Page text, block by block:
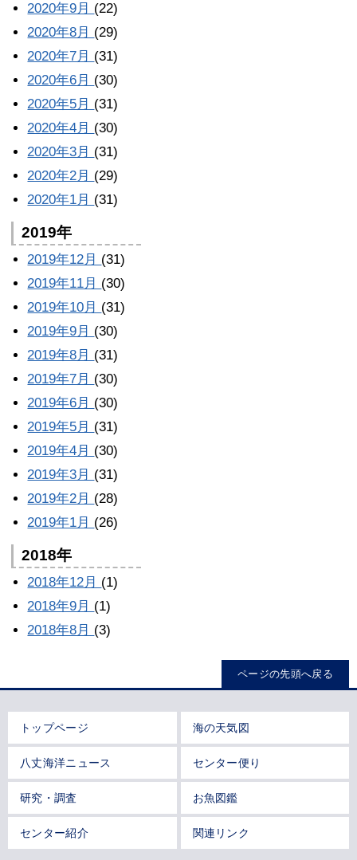
2020年9月 (22)
2020年8月 (29)
2020年7月 (31)
2020年6月 (30)
2020年5月 (31)
2020年4月 (30)
2020年3月 (31)
2020年2月 (29)
2020年1月 (31)
2019年
2019年12月 (31)
2019年11月 (30)
2019年10月 (31)
2019年9月 (30)
2019年8月 (31)
2019年7月 (30)
2019年6月 (30)
2019年5月 (31)
2019年4月 (30)
2019年3月 (31)
2019年2月 (28)
2019年1月 (26)
2018年
2018年12月 (1)
2018年9月 (1)
2018年8月 (3)
ページの先頭へ戻る
トップページ 海の天気図
八丈海洋ニュース センター便り
研究・調査 お魚図鑑
センター紹介 関連リンク